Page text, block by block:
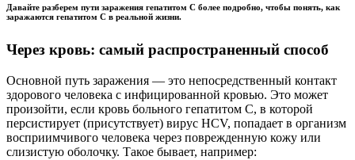
Давайте разберем пути заражения гепатитом С более подробно, чтобы понять, как
заражаются гепатитом С в реальной жизни.
Через кровь: самый распространенный способ
Основной путь заражения — это непосредственный контакт
здорового человека с инфицированной кровью. Это может
произойти, если кровь больного гепатитом С, в которой
персистирует (присутствует) вирус HCV, попадает в организм
восприимчивого человека через поврежденную кожу или
слизистую оболочку. Такое бывает, например: